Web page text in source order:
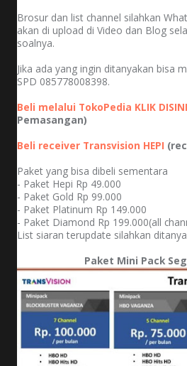
Brosur dan list channel silahkan
akan di upload di Video dan Blog
soalnya.
Jika ada yang ingin ditanyakan bisa
SPD 085778008398.
Beli melalui TokoPedia KLIK DISINI
Pemasangan)
Beli receiver Transvision HEPI
Paket yang bisa dibeli sementara
- Paket Hepi Rp 49.000
- Paket Gold Rp 99.000
- Paket Platinum Rp 149.000
- Paket Diamond Rp 199.000(all
List siaran terupdate silahkan
Paket Mini Pack